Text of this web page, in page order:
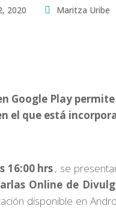
2020 Maritza Uribe
Google Play
el que está
16:00 hrs., se
Online de
disponible en